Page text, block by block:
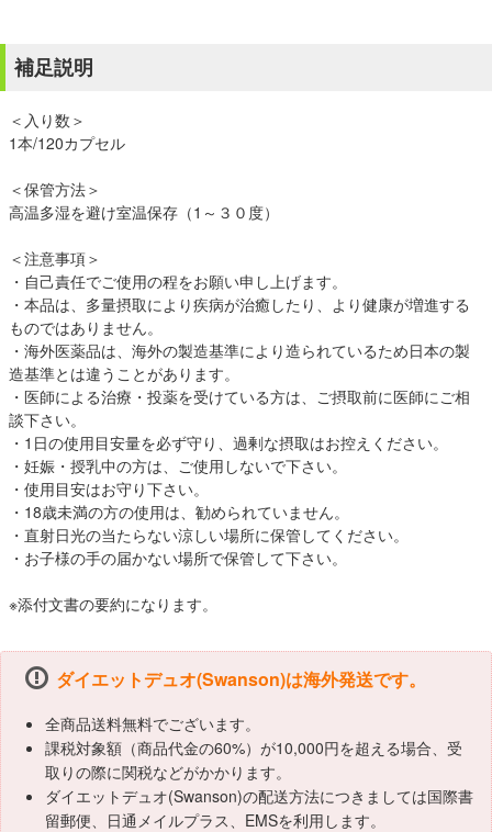
補足説明
＜入り数＞
1本/120カプセル
＜保管方法＞
高温多湿を避け室温保存（1～３０度）
＜注意事項＞
・自己責任でご使用の程をお願い申し上げます。
・本品は、多量摂取により疾病が治癒したり、より健康が増進する
ものではありません。
・海外医薬品は、海外の製造基準により造られているため日本の製
造基準とは違うことがあります。
・医師による治療・投薬を受けている方は、ご摂取前に医師にご相
談下さい。
・1日の使用目安量を必ず守り、過剰な摂取はお控えください。
・妊娠・授乳中の方は、ご使用しないで下さい。
・使用目安はお守り下さい。
・18歳未満の方の使用は、勧められていません。
・直射日光の当たらない涼しい場所に保管してください。
・お子様の手の届かない場所で保管して下さい。
※添付文書の要約になります。
ダイエットデュオ(Swanson)は海外発送です。
全商品送料無料でございます。
課税対象額（商品代金の60%）が10,000円を超える場合、受
取りの際に関税などがかかります。
ダイエットデュオ(Swanson)の配送方法につきましては国際書
留郵便、日通メイルプラス、EMSを利用します。